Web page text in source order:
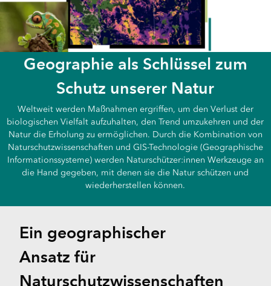
Geographie als Schlüssel zum
Schutz unserer Natur
Weltweit werden Maßnahmen ergriffen, um den Verlust der
biologischen Vielfalt aufzuhalten, den Trend umzukehren und der
Natur die Erholung zu ermöglichen. Durch die Kombination von
Naturschutzwissenschaften und GIS-Technologie (Geographische
Informationssysteme) werden Naturschützer:innen Werkzeuge an
die Hand gegeben, mit denen sie die Natur schützen und
wiederherstellen können.
Ein geographischer
Ansatz für
Naturschutzwissenschaften